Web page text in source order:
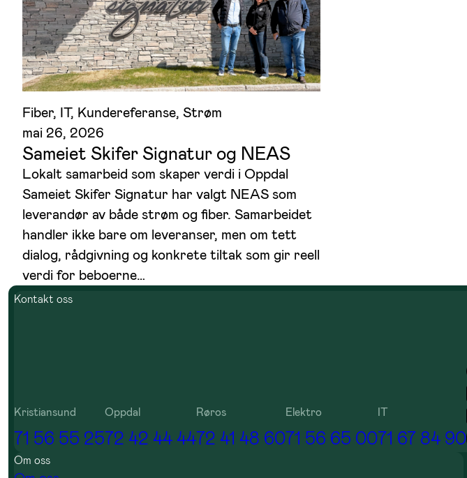
Fiber, IT, Kundereferanse, Strøm
mai 26, 2026
Sameiet Skifer Signatur og NEAS
Lokalt samarbeid som skaper verdi i Oppdal
Sameiet Skifer Signatur har valgt NEAS som
leverandør av både strøm og fiber. Samarbeidet
handler ikke bare om leveranser, men om tett
dialog, rådgivning og konkrete tiltak som gir reell
verdi for beboerne…
Kontakt oss
Kristiansund
71 56 55 25
Oppdal
72 42 44 44
Røros
72 41 48 60
Elektro
71 56 65 00
IT
71 67 84 90
Om oss